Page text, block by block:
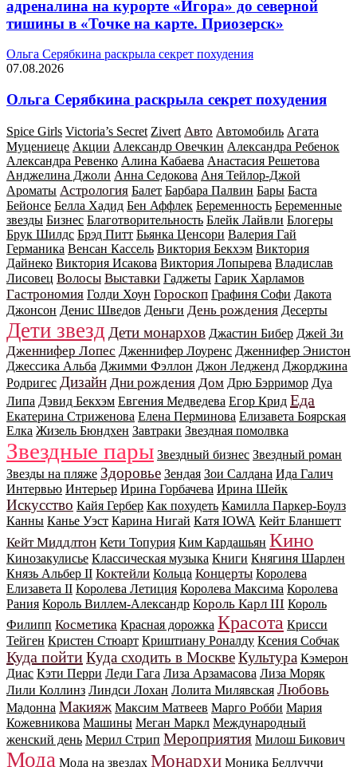
адреналина на курорте «Игора» до северной
тишины в «Точке на карте. Приозерск»
Ольга Серябкина раскрыла секрет похудения
07.08.2026
Ольга Серябкина раскрыла секрет похудения
Spice Girls Victoria’s Secret Zivert Авто Автомобиль Агата
Муцениеце Акции Александр Овечкин Александра Ребенок
Александра Ревенко Алина Кабаева Анастасия Решетова
Анджелина Джоли Анна Седокова Аня Тейлор-Джой
Ароматы Астрология Балет Барбара Палвин Бары Баста
Бейонсе Белла Хадид Бен Аффлек Беременность Беременные
звезды Бизнес Благотворительность Блейк Лайвли Блогеры
Брук Шилдс Брэд Питт Бьянка Ценсори Валерия Гай
Германика Венсан Кассель Виктория Бекхэм Виктория
Дайнеко Виктория Исакова Виктория Лопырева Владислав
Лисовец Волосы Выставки Гаджеты Гарик Харламов
Гастрономия Голди Хоун Гороскоп Графиня Софи Дакота
Джонсон Денис Шведов Деньги День рождения Десерты
Дети звезд Дети монархов Джастин Бибер Джей Зи
Дженнифер Лопес Дженнифер Лоуренс Дженнифер Энистон
Джессика Альба Джимми Фэллон Джон Ледженд Джорджина
Родригес Дизайн Дни рождения Дом Дрю Бэрримор Дуа
Липа Дэвид Бекхэм Евгения Медведева Егор Крид Еда
Екатерина Стриженова Елена Перминова Елизавета Боярская
Елка Жизель Бюндхен Завтраки Звездная помолвка
Звездные пары Звездный бизнес Звездный роман
Звезды на пляже Здоровье Зендая Зои Салдана Ида Галич
Интервью Интерьер Ирина Горбачева Ирина Шейк
Искусство Кайя Гербер Как похудеть Камилла Паркер-Боулз
Канны Канье Уэст Карина Нигай Катя IOWA Кейт Бланшетт
Кейт Миддлтон Кети Топурия Ким Кардашьян Кино
Кинозакулисье Классическая музыка Книги Княгиня Шарлен
Князь Альбер II Коктейли Кольца Концерты Королева
Елизавета II Королева Летиция Королева Максима Королева
Рания Король Виллем-Александр Король Карл III Король
Филипп Косметика Красная дорожка Красота Крисси
Тейген Кристен Стюарт Криштиану Роналду Ксения Собчак
Куда пойтиКуда сходить в МосквеКультура Кэмерон
Диас Кэти Перри Леди Гага Лиза Арзамасова Лиза Моряк
Лили Коллинз Линдси Лохан Лолита Милявская Любовь
Мадонна Макияж Максим Матвеев Марго Робби Мария
Кожевникова Машины Меган Маркл Международный
женский день Мерил Стрип Мероприятия Милош Бикович
Мода Мода на звездах Монархи Моника Беллуччи